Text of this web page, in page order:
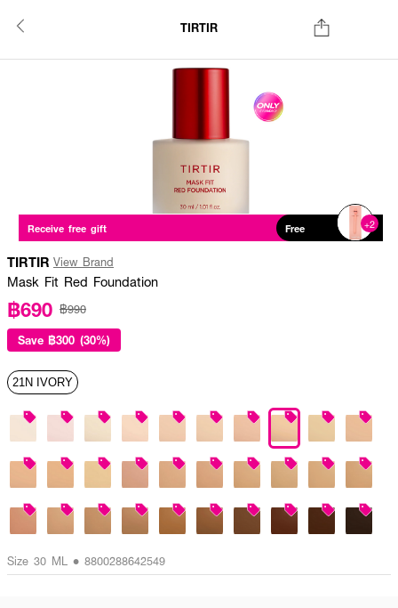
TIRTIR
Receive free gift Free +2
TIRTIR View Brand
Mask Fit Red Foundation
฿690 ฿990
Save ฿300 (30%)
21N IVORY
Size 30 ML • 8800288642549